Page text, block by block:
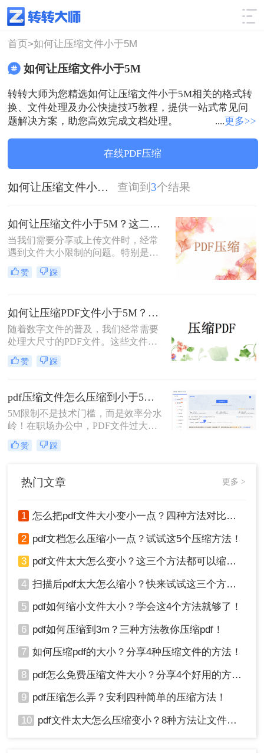
使用技巧 筛选
首页>如何让压缩文件小于5M
如何让压缩文件小于5M
转转大师为您精选如何让压缩文件小于5M相关的格式转
换、文件处理及办公快捷技巧教程，提供一站式常见问
题解决方案，助您高效完成文档处理。
....更多>>
在线PDF压缩
如何让压缩文件小于5M 查询到 3个结果
如何让压缩文件小于5M？这二招让你轻松压缩！
当我们需要分享或上传文件时，经常
遇到文件大小限制的问题。特别是在
网络传输或存储空间有限的情况下，
将文件压缩到合适的大小显得尤为重
压缩文件大小调整至小于5MB。
赞 踩
如何让压缩PDF文件小于5M？提供两种简单而有效的压缩方法！
随着数字文件的普及，我们经常需要
处理大尺寸的PDF文件。这些文件可
能会因为包含大量图片、文字或其他
多媒体内容而变得非常大，导致难以
压缩PDF文件小于5M问题，我们可以
使用一些工具和方法来压缩PDF文
件，使其大小小于5M。以下为您提供
两种简单而有效的压缩方法。
赞 踩
pdf压缩文件怎么压缩到小于5M？4招高效实用技巧轻松搞定！
5M限制不是技术门槛，而是效率分水
岭！在职场办公中，PDF文件过大
（超5M）常成为“隐形绊脚石”——邮
件发送失败、云端存储受限、协作效
因PDF体积问题导致工作延误，但
90%的压缩方案却陷入“牺牲质
赞 踩
热门文章 更多 >
1 怎么把pdf文件大小变小一点？四种方法对比，一看就懂！
2 pdf文档怎么压缩小一点？试试这5个压缩方法！
3 pdf文件太大怎么变小？这三个方法都可以缩小！
4 扫描后pdf太大怎么缩小？快来试试这三个方法！
5 pdf如何缩小文件大小？学会这4个方法就够了！
6 pdf如何压缩到3m？三种方法教你压缩pdf！
7 如何压缩pdf的大小？分享4种压缩文件的方法！
8 pdf怎么免费压缩文件大小？分享4个好用的方法，简单又快捷！
9 pdf压缩怎么弄？安利四种简单的压缩方法！
10 pdf文件太大怎么压缩变小？8种方法让文件轻松"瘦身"！